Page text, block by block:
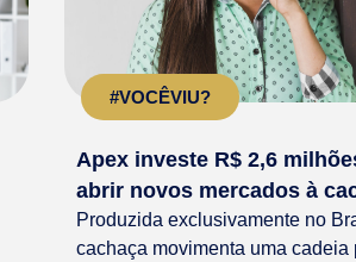
#VOCÊVIU?
Apex investe R$ 2,6
abrir novos mercados à
Produzida exclusivamente no
cachaça movimenta uma cadeia